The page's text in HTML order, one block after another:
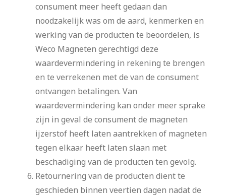
consument meer heeft gedaan dan
noodzakelijk was om de aard, kenmerken en
werking van de producten te beoordelen, is
Weco Magneten gerechtigd deze
waardevermindering in rekening te brengen
en te verrekenen met de van de consument
ontvangen betalingen. Van
waardevermindering kan onder meer sprake
zijn in geval de consument de magneten
ijzerstof heeft laten aantrekken of magneten
tegen elkaar heeft laten slaan met
beschadiging van de producten ten gevolg.
Retournering van de producten dient te
geschieden binnen veertien dagen nadat de